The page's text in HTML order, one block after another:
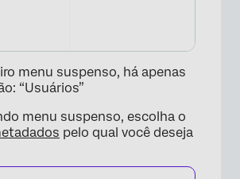
menu suspenso, há apenas
“Usuários”
menu suspenso, escolha o
pelo qual você deseja